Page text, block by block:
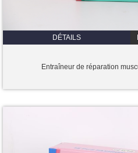
DÉTAILS
Entraîneur de réparation